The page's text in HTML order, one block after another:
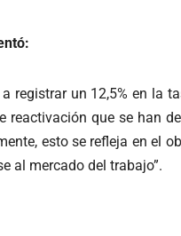
un 12,5% en la
que se han
esto se refleja en el
al mercado del trabajo”.